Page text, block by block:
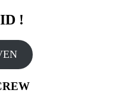
!